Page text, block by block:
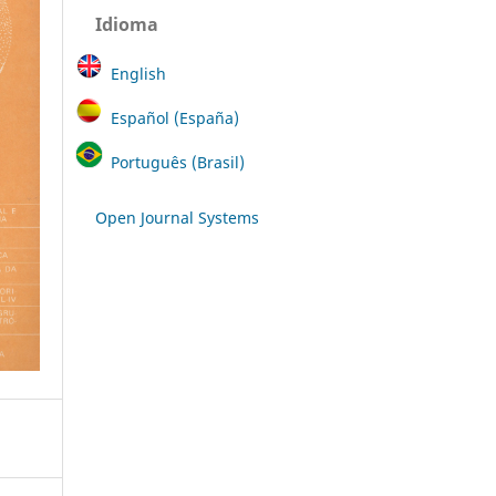
Idioma
English
Español (España)
Português (Brasil)
Open Journal Systems